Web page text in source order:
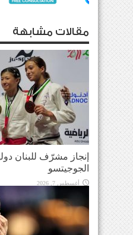
مقالات مشابهة
إنجاز مشرّف للبنان
الجوجيتسو
أغسطس 7, 2026